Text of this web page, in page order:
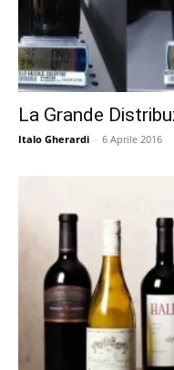
La Grande
Italo Gherardi - 6 Aprile 2016